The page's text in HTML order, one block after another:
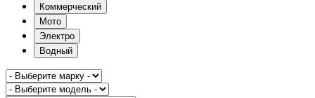
Коммерческий
Мото
Электро
Водный